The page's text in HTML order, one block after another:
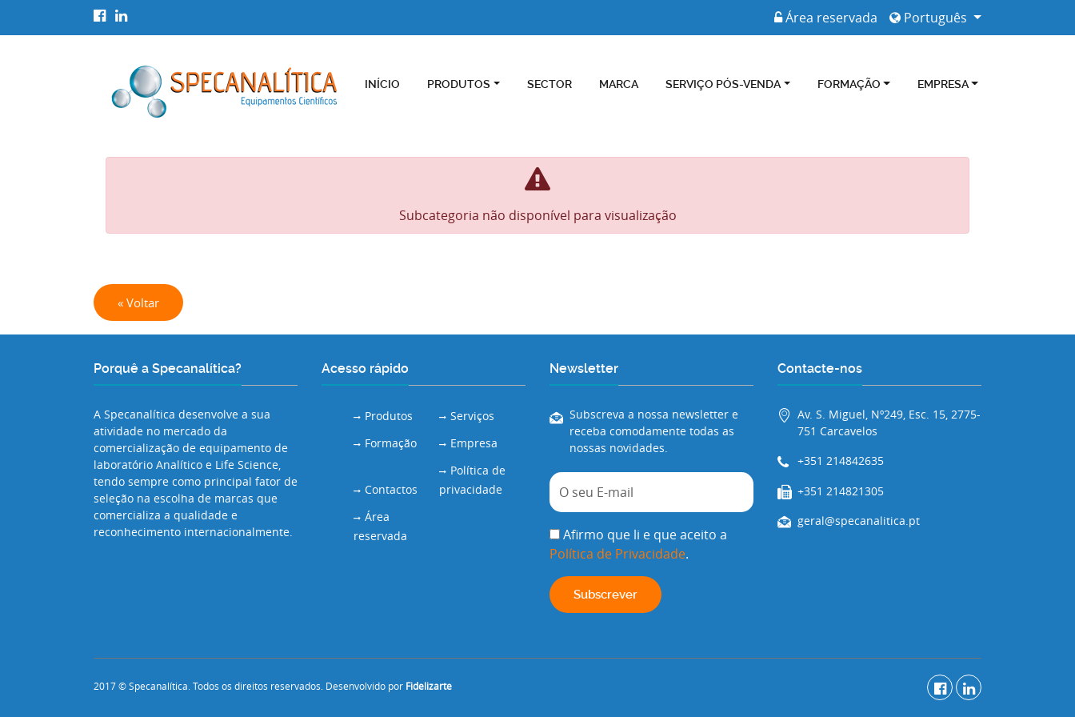
Português
Área reservada
INÍCIO PRODUTOS SECTOR MARCA SERVIÇO PÓS-VENDA FORMAÇÃO EMPRESA
Subcategoria não disponível para visualização
« Voltar
Porquê a Specanalítica?
A Specanalítica desenvolve a sua
atividade no mercado da
comercialização de equipamento de
laboratório Analítico e Life Science,
tendo sempre como principal fator de
seleção na escolha de marcas que
comercializa a qualidade e
reconhecimento internacionalmente.
Acesso rápido
Produtos
Serviços
Formação
Empresa
Contactos
Política de
privacidade
Área
reservada
Newsletter
Subscreva a nossa newsletter e
receba comodamente todas as
nossas novidades.
Afirmo que li e que aceito a
Política de Privacidade.
Contacte-nos
Av. S. Miguel, Nº249, Esc. 15, 2775-
751 Carcavelos
+351 214842635
+351 214821305
geral@specanalitica.pt
2017 © Specanalítica. Todos os direitos reservados. Desenvolvido por Fidelizarte